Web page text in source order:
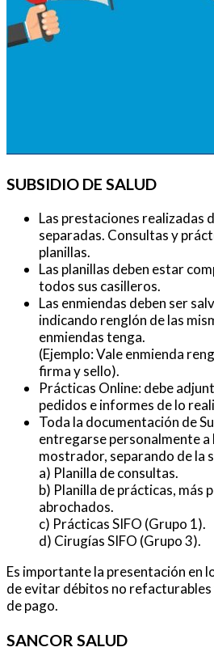
SUBSIDIO DE SALUD
Las prestaciones realizadas
separadas. Consultas y
planillas.
Las planillas deben estar
todos sus casilleros.
Las enmiendas deben ser
indicando renglón de las
enmiendas tenga.
(Ejemplo: Vale enmienda
firma y sello).
Prácticas Online: debe
pedidos e informes de lo
Toda la documentación de
entregarse personalmente a
mostrador, separando de la
a) Planilla de consultas.
b) Planilla de prácticas, más
abrochados.
c) Prácticas SIFO (Grupo 1).
d) Cirugías SIFO (Grupo 3).
Es importante la presentación en
de evitar débitos no refacturables
de pago.
SANCOR SALUD